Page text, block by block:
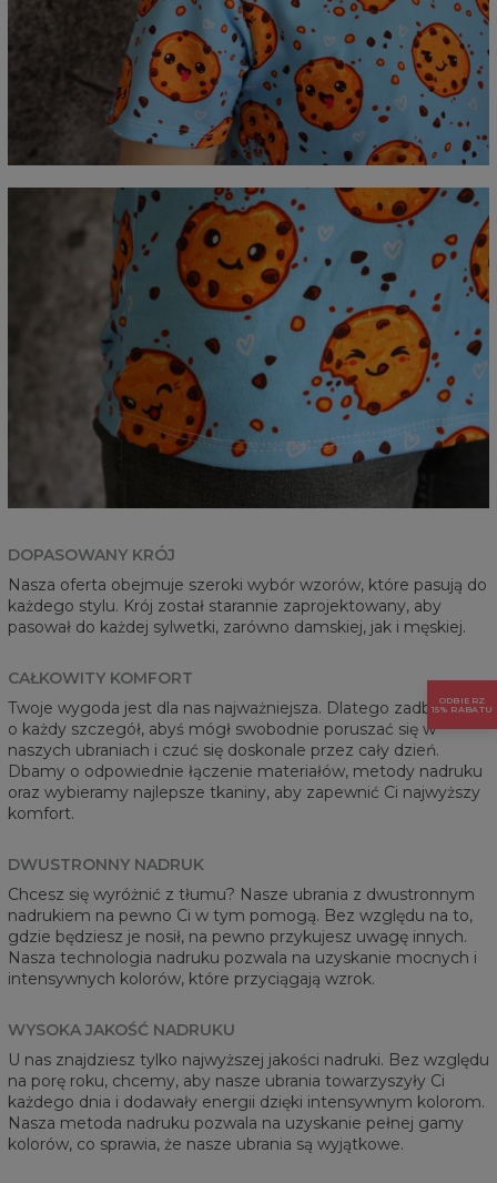
DOPASOWANY KRÓJ
Nasza oferta obejmuje szeroki wybór wzorów, które pasują do
każdego stylu. Krój został starannie zaprojektowany, aby
pasował do każdej sylwetki, zarówno damskiej, jak i męskiej.
CAŁKOWITY KOMFORT
Twoje wygoda jest dla nas najważniejsza. Dlatego zadbaliśmy
o każdy szczegół, abyś mógł swobodnie poruszać się w
naszych ubraniach i czuć się doskonale przez cały dzień.
Dbamy o odpowiednie łączenie materiałów, metody nadruku
oraz wybieramy najlepsze tkaniny, aby zapewnić Ci najwyższy
komfort.
DWUSTRONNY NADRUK
Chcesz się wyróżnić z tłumu? Nasze ubrania z dwustronnym
nadrukiem na pewno Ci w tym pomogą. Bez względu na to,
gdzie będziesz je nosił, na pewno przykujesz uwagę innych.
Nasza technologia nadruku pozwala na uzyskanie mocnych i
intensywnych kolorów, które przyciągają wzrok.
WYSOKA JAKOŚĆ NADRUKU
U nas znajdziesz tylko najwyższej jakości nadruki. Bez względu
na porę roku, chcemy, aby nasze ubrania towarzyszyły Ci
każdego dnia i dodawały energii dzięki intensywnym kolorom.
Nasza metoda nadruku pozwala na uzyskanie pełnej gamy
kolorów, co sprawia, że nasze ubrania są wyjątkowe.
ODBIERZ
15% RABATU